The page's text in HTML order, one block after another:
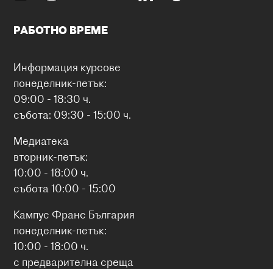
РАБОТНО ВРЕМЕ
Информация курсове
понеделник-петък:
09:00 - 18:30 ч.
събота: 09:30 - 15:00 ч.
Медиатека
вторник-петък:
10:00 - 18:00 ч.
събота 10:00 - 15:00
Кампус Франс България
понеделник-петък:
10:00 - 18:00 ч.
с предварителна среща